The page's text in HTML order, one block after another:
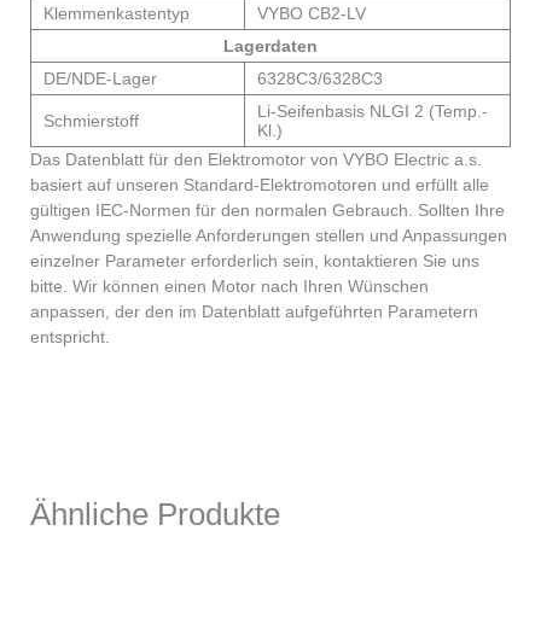
Klemmenkastentyp
VYBO CB2-LV
Lagerdaten
DE/NDE-Lager
6328C3/6328C3
Schmierstoff
Li-Seifenbasis NLGI 2 (Temp.-
Kl.)
Das Datenblatt für den Elektromotor von VYBO Electric a.s.
basiert auf unseren Standard-Elektromotoren und erfüllt alle
gültigen IEC-Normen für den normalen Gebrauch. Sollten Ihre
Anwendung spezielle Anforderungen stellen und Anpassungen
einzelner Parameter erforderlich sein, kontaktieren Sie uns
bitte. Wir können einen Motor nach Ihren Wünschen
anpassen, der den im Datenblatt aufgeführten Parametern
entspricht.
Ähnliche Produkte